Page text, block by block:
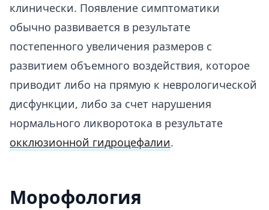
клинически. Появление симптоматики
обычно развивается в результате
постепенного увеличения размеров с
развитием объемного воздействия, которое
приводит либо на прямую к неврологической
дисфункции, либо за счет нарушения
нормального ликворотока в результате
окклюзионной гидроцефалии.
Морофология